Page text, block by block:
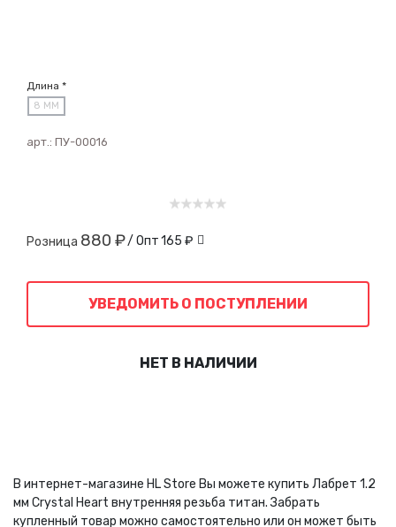
Длина *
8 ММ
арт.: ПУ-00016
Розница 880 ₽/ Опт165 ₽
УВЕДОМИТЬ О ПОСТУПЛЕНИИ
НЕТ В НАЛИЧИИ
В интернет-магазине HL Store Вы можете купить Лабрет 1.2
мм Crystal Heart внутренняя резьба титан. Забрать
купленный товар можно самостоятельно или он может быть